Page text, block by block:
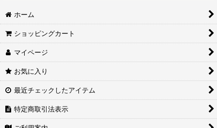
ホーム
ショッピングカート
マイページ
お気に入り
最近チェックしたアイテム
特定商取引法表示